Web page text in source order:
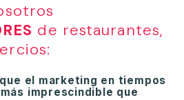
de restaurantes,
el marketing en tiempos
imprescindible que